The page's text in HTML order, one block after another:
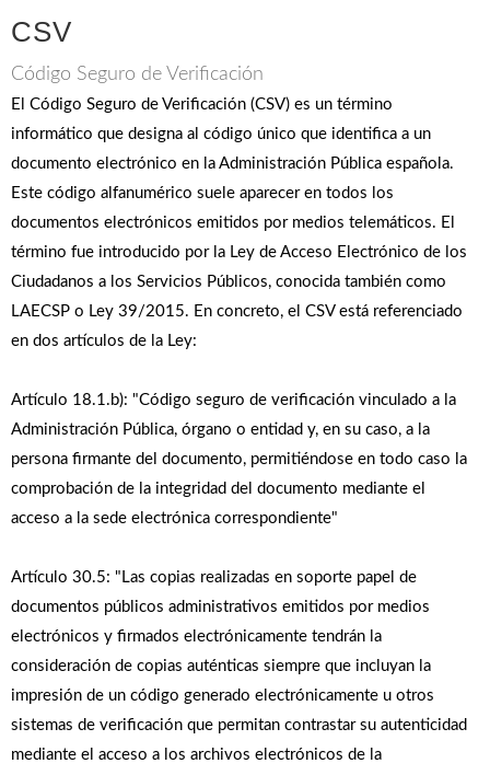
CSV
Código Seguro de Verificación
El Código Seguro de Verificación (CSV) es un término
informático que designa al código único que identifica a un
documento electrónico en la Administración Pública española.
Este código alfanumérico suele aparecer en todos los
documentos electrónicos emitidos por medios telemáticos. El
término fue introducido por la Ley de Acceso Electrónico de los
Ciudadanos a los Servicios Públicos, conocida también como
LAECSP o Ley 39/2015. En concreto, el CSV está referenciado
en dos artí­culos de la Ley:
Artículo 18.1.b): "Código seguro de verificación vinculado a la
Administración Pública, órgano o entidad y, en su caso, a la
persona firmante del documento, permitiéndose en todo caso la
comprobación de la integridad del documento mediante el
acceso a la sede electrónica correspondiente"
Artículo 30.5: "Las copias realizadas en soporte papel de
documentos públicos administrativos emitidos por medios
electrónicos y firmados electrónicamente tendrán la
consideración de copias auténticas siempre que incluyan la
impresión de un código generado electrónicamente u otros
sistemas de verificación que permitan contrastar su autenticidad
mediante el acceso a los archivos electrónicos de la